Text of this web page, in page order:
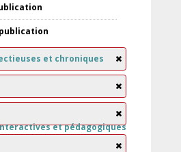
et chroniques
et pédagogiques